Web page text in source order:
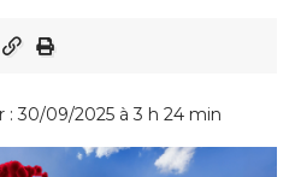
: 30/09/2025 à 3 h 24 min